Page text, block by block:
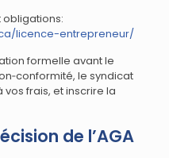
obligations:
licence-entrepreneur/
formelle avant le
le syndicat
frais, et inscrire la
de l’AGA